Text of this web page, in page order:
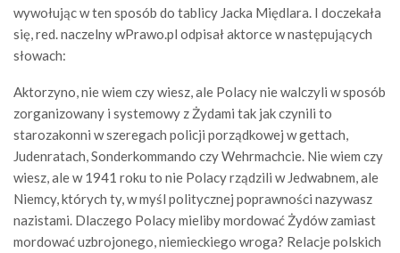
wywołując w ten sposób do tablicy Jacka Międlara. I doczekała
się, red. naczelny wPrawo.pl odpisał aktorce w następujących
słowach:
Aktorzyno, nie wiem czy wiesz, ale Polacy nie walczyli w sposób
zorganizowany i systemowy z Żydami tak jak czynili to
starozakonni w szeregach policji porządkowej w gettach,
Judenratach, Sonderkommando czy Wehrmachcie. Nie wiem czy
wiesz, ale w 1941 roku to nie Polacy rządzili w Jedwabnem, ale
Niemcy, których ty, w myśl politycznej poprawności nazywasz
nazistami. Dlaczego Polacy mieliby mordować Żydów zamiast
mordować uzbrojonego, niemieckiego wroga? Relacje polskich